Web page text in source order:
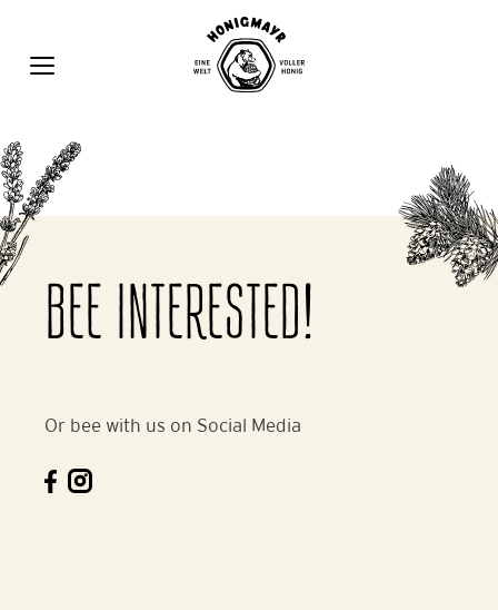
springen
BEE INTERESTED!
Or bee with us on Social Media